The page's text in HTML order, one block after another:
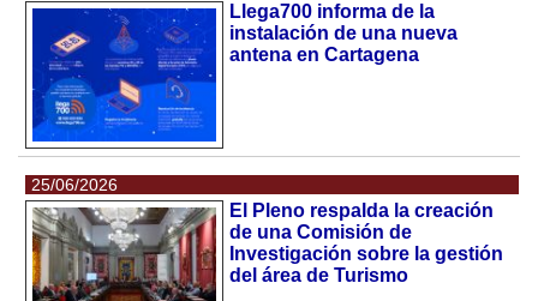
Llega700 informa de la
instalación de una nueva
antena en Cartagena
25/06/2026
El Pleno respalda la creación
de una Comisión de
Investigación sobre la gestión
del área de Turismo